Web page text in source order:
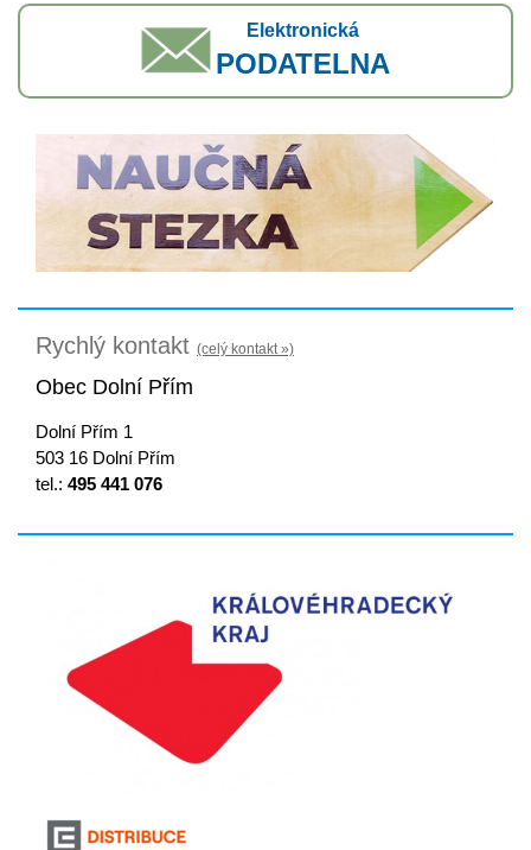
Elektronická
PODATELNA
Rychlý kontakt (celý kontakt »)
Obec Dolní Přím
Dolní Přím 1
503 16 Dolní Přím
tel.: 495 441 076